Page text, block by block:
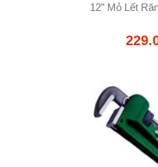
12” Mỏ Lết